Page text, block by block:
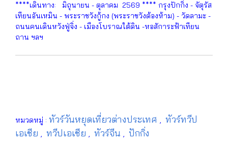
****เดินทาง: มิถุนายน - ตุลาคม 2569 **** กรุงปักกิ่ง - จัตุรัส
เทียนอันเหมิน - พระราชวังกู้กง (พระราชวังต้องห้าม) - วัดลามะ -
ถนนคนเดินหวังฟู่จิ่ง - เมืองโบราณใต้ดิน -หอสัการะฟ้าเทียน
ถาน ฯลฯ
หมวดหมู่ : ทัวร์วันหยุดเที่ยวต่างประเทศ , ทัวร์ทวีป
เอเชีย , ทวีปเอเชีย , ทัวร์จีน , ปักกิ่ง